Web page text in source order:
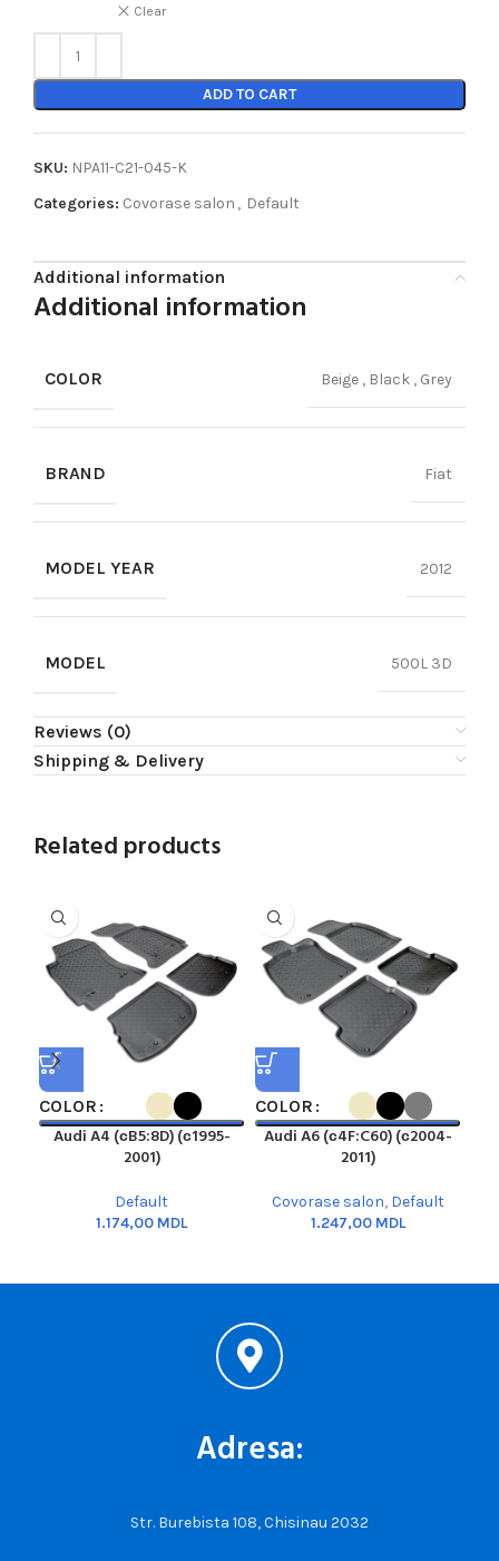
Clear
ADD TO CART
SKU: NPA11-C21-045-K
Categories: Covorase salon , Default
Additional information
Additional information
COLOR Beige , Black , Grey
BRAND Fiat
MODEL YEAR 2012
MODEL 500L 3D
Reviews (0)
Shipping & Delivery
Related products
COLOR
Audi A4 (сB5:8D) (с1995-
2001)
Default
MDL
COLOR
Audi A6 (с4F:C60) (с2004-
2011)
Covorase salon, Default
MDL
Adresa:
Str. Burebista 108, Chisinau 2032